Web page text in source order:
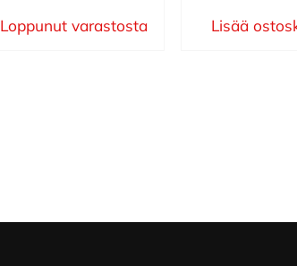
Loppunut varastosta Lisää